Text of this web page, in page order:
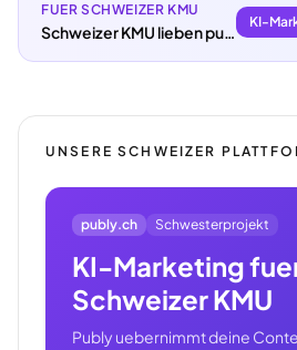
FUER SCHWEIZER KMU
Schweizer KMU lieben publy.ch.
KI-
UNSERE SCHWEIZER
publy.ch Schwesterprojekt
KI-Marketing
Schweizer KMU
Publy uebernimmt deine